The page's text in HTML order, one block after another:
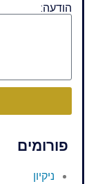
הודעה:
פורומים
ניקיון